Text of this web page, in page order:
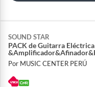
SOUND STAR
PACK de Guitarra Eléctrica
Por MUSIC CENTER PERÚ